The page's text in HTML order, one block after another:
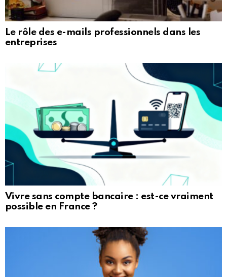
Le rôle des e-mails professionnels dans les
entreprises
Vivre sans compte bancaire : est-ce vraiment
possible en France ?